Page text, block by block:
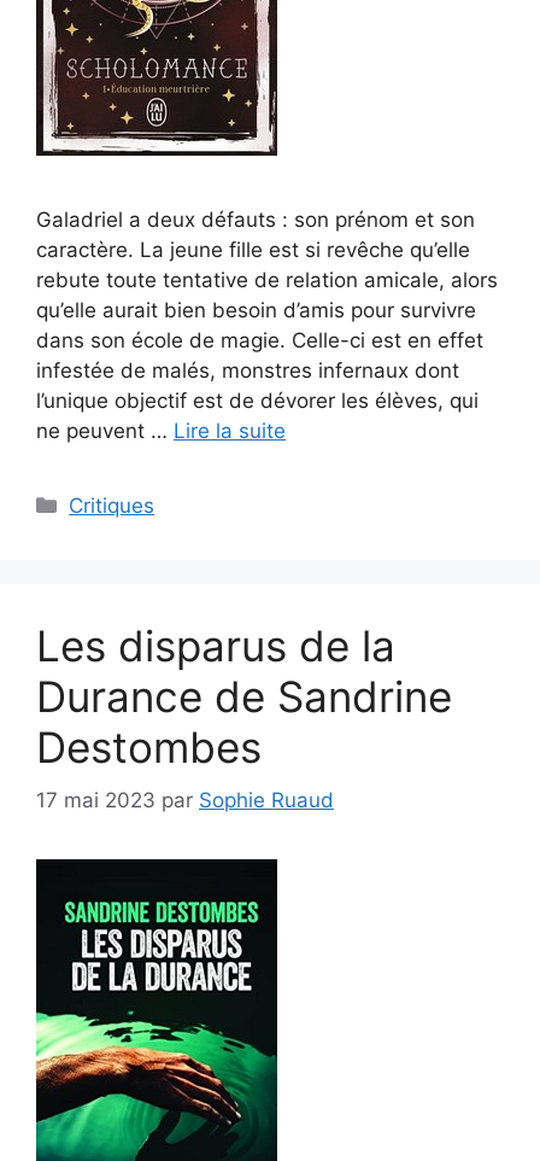
Galadriel a deux défauts : son prénom et son
caractère. La jeune fille est si revêche qu’elle
rebute toute tentative de relation amicale, alors
qu’elle aurait bien besoin d’amis pour survivre
dans son école de magie. Celle-ci est en effet
infestée de malés, monstres infernaux dont
l’unique objectif est de dévorer les élèves, qui
ne peuvent … Lire la suite
Critiques
Les disparus de la
Durance de Sandrine
Destombes
17 mai 2023 par Sophie Ruaud